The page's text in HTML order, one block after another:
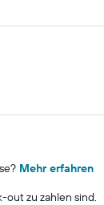
Mehr erfahren
zu zahlen sind.